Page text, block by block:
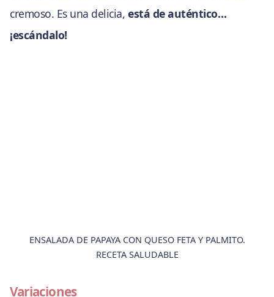
cremoso. Es una delicia,está de auténtico…
¡escándalo!
ENSALADA DE PAPAYA CON QUESO FETA Y PALMITO.
RECETA SALUDABLE
Variaciones